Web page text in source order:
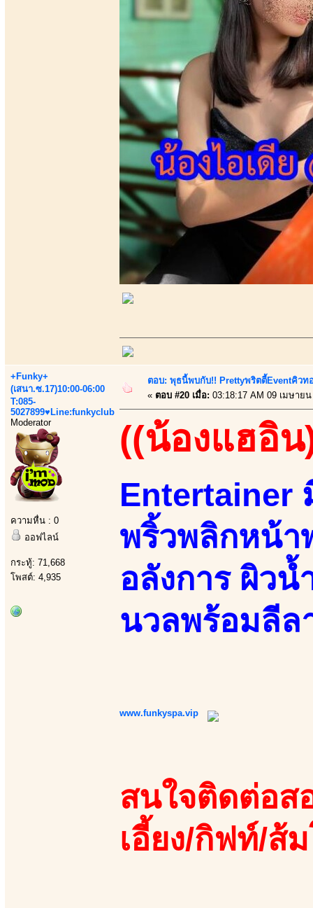
+Funky+
(เสนา.ซ.17)10:00-06:00
T:085-
5027899♥Line:funkyclub
Moderator
ความหื่น : 0
ออฟไลน์
กระทู้: 71,668
โพสต์: 4,935
ตอบ: พุธนี้พบกับ!! Prettyพริตตี้Eventคิวท
« ตอบ #20 เมื่อ: 03:18:17 AM 09 เมษาย
((น้องแฮอิน
Entertainer
พริ้วพลิกหน้า
อลังการ ผิวน้
นวลพร้อมลีล
www.funkyspa.vip
สนใจติดต่อส
เอี้ยง/กิฟท์/ส้